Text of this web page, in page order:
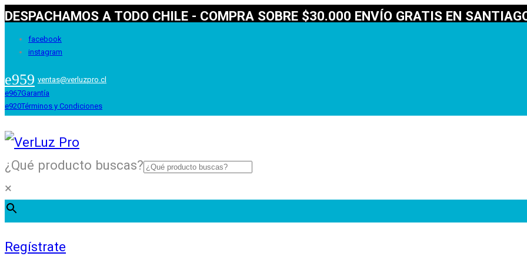
DESPACHAMOS A TODO CHILE - COMPRA SOBRE $30.000 ENVÍO GRATIS EN
facebook
instagram
ventas@verluzpro.cl
Garantía
Términos y Condiciones
¿Qué producto buscas?
×
Regístrate